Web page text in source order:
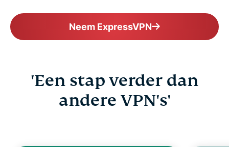
Neem ExpressVPN
'Een stap verder dan
andere VPN's'